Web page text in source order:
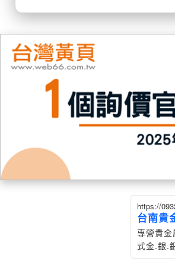
https://
台南貴
專營貴
式金.銀.